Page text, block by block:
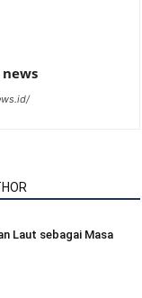
Laut sebagai Masa